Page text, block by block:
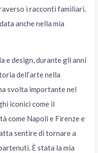
i racconti familiari.
anche nella mia
e design, durante gli anni
dell’arte nella
svolta importante nel
iconici come il
come Napoli e Firenze e
sentire di tornare a
È stata la mia